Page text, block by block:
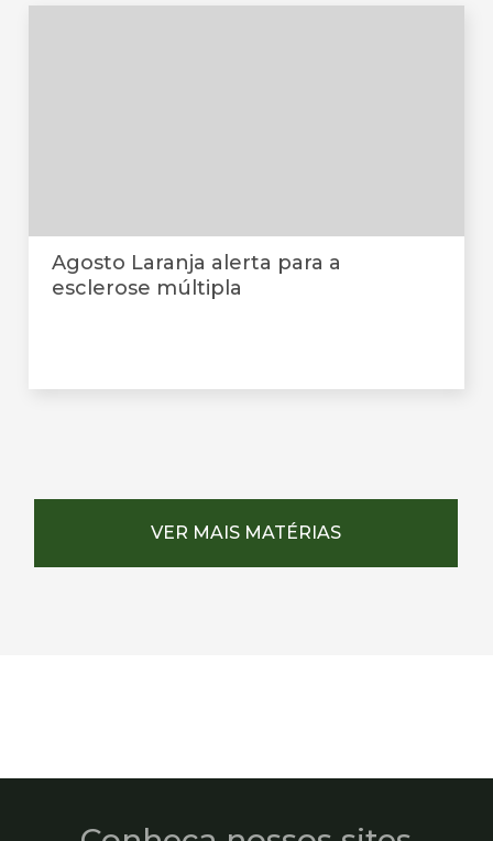
Agosto Laranja alerta para a
esclerose múltipla
VER MAIS MATÉRIAS